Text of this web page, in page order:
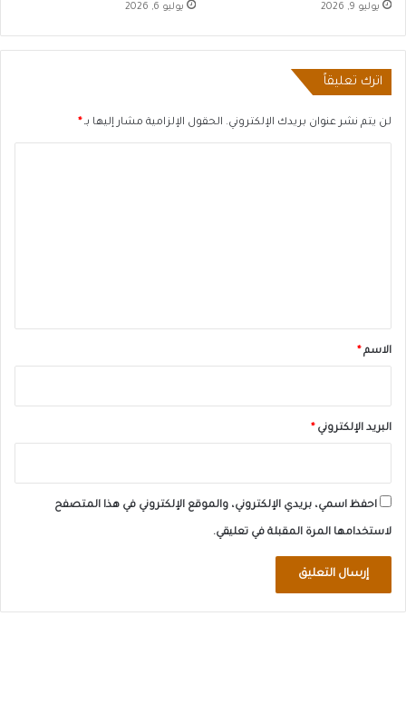
يوليو 9, 2026 يوليو 6, 2026
اترك تعليقاً
لن يتم نشر عنوان بريدك الإلكتروني. الحقول الإلزامية مشار إليها بـ*
*الاسم*
البريد الإلكتروني*
احفظ اسمي، بريدي الإلكتروني، والموقع الإلكتروني في هذا المتصفح
لاستخدامها المرة المقبلة في تعليقي.